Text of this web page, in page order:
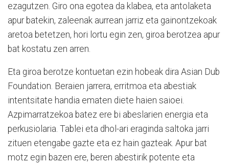
ezagutzen. Giro ona egotea da klabea, eta antolaketa
apur batekin, zaleenak aurrean jarriz eta gainontzekoak
aretoa betetzen, hori lortu egin zen, giroa berotzea apur
bat kostatu zen arren.
Eta giroa berotze kontuetan ezin hobeak dira Asian Dub
Foundation. Beraien jarrera, erritmoa eta abestiak
intentsitate handia ematen diete haien saioei.
Azpimarratzekoa batez ere bi abeslarien energia eta
perkusiolaria. Tablei eta dhol-ari eraginda saltoka jarri
zituen etengabe gazte eta ez hain gazteak. Apur bat
motz egin bazen ere, beren abestirik potente eta